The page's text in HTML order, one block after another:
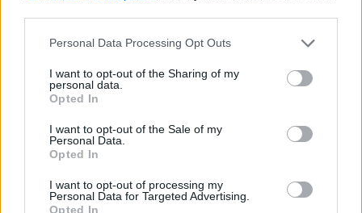
Personal Data Processing Opt Outs
I want to opt-out of the Sharing of my
personal data.
Opted In
I want to opt-out of the Sale of my
Personal Data.
Opted In
I want to opt-out of processing my
Personal Data for Targeted Advertising.
Opted In
ΔΙΑΒΑΣΤΕ ΕΠΙΣΗΣ:
Μανώλης Μαυρομάτης: Σε κρίσιμη κατάσταση ο
τραχειοστομία
Έλον Μασκ: Προβλήματα σε εργαστήριο της
εταιρείας εμφυτευμάτων εγκεφάλου Neuralink
εντοπίζει ο FDA
Άνδρας πέθανε από υπερδοσολογία βιταμίνης D